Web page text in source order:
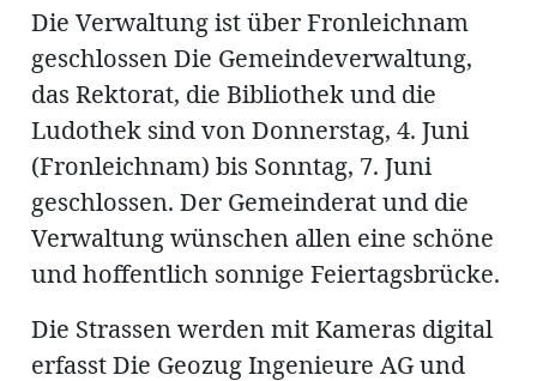
Die Verwaltung ist über Fronleichnam
geschlossen Die Gemeindeverwaltung,
das Rektorat, die Bibliothek und die
Ludothek sind von Donnerstag, 4. Juni
(Fronleichnam) bis Sonntag, 7. Juni
geschlossen. Der Gemeinderat und die
Verwaltung wünschen allen eine schöne
und hoffentlich sonnige Feiertagsbrücke.
Die Strassen werden mit Kameras digital
erfasst Die Geozug Ingenieure AG und